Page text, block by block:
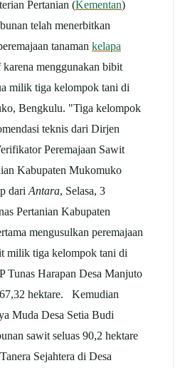
Pertanian (Kementan)
telah menerbitkan
tanaman kelapa
menggunakan bibit
milik tiga kelompok tani di
Bengkulu. "Tiga kelompok
teknis dari Dirjen
Peremajaan Sawit
Kabupaten Mukomuko
dari Antara, Selasa, 3
Pertanian Kabupaten
mengusulkan peremajaan
milik tiga kelompok tani di
Tunas Harapan Desa Manjuto
hektare. Kemudian
Muda Desa Setia Budi
sawit seluas 90,2 hektare
Sejahtera di Desa